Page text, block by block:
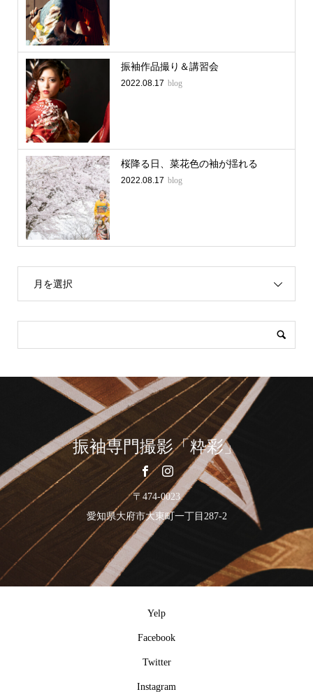
振袖作品撮り＆講習会
2022.08.17 blog
桜降る日、菜花色の袖が揺れる
2022.08.17 blog
月を選択
振袖専門撮影「粋彩」
〒474-0023
愛知県大府市大東町一丁目287-2
Yelp
Facebook
Twitter
Instagram